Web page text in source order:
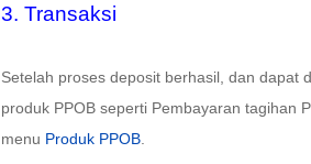
3. Transaksi
Setelah proses deposit berhasil, dan dapat
produk PPOB seperti Pembayaran tagihan
menu Produk PPOB